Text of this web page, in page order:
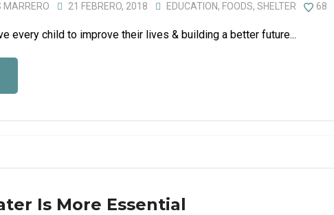
MARRERO 21 FEBRERO, 2018 EDUCATION, FOODS, SHELTER 68
every child to improve their lives & building a better future...
Is More Essential